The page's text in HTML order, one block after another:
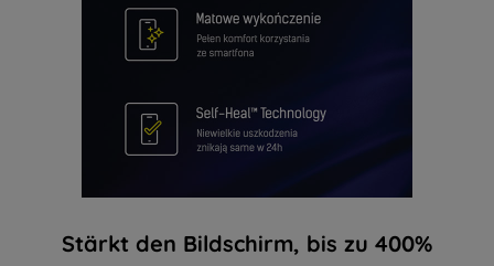
Stärkt den Bildschirm, bis zu 400%